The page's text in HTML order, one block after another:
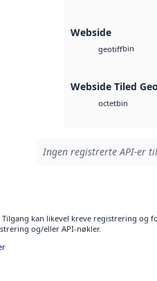
Webside
geotiffbin
Webside Tiled
octetbin
Ingen registrerte API-er
kan likevel kreve registrering og
og/eller API-nøkler.